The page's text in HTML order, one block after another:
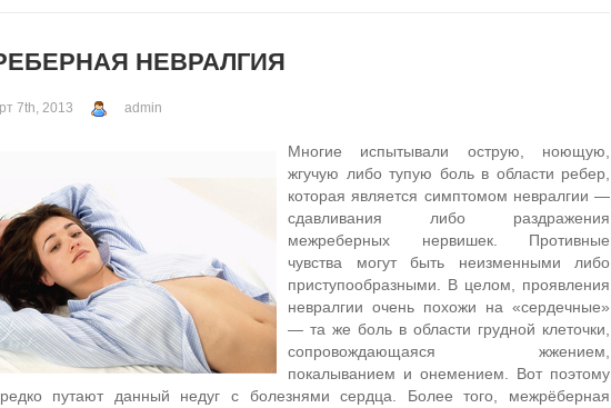
НЕВРАЛГИЯ
7th, 2013 admin
Многие испытывали острую, ноющую,
жгучую либо тупую боль в области ребер,
которая является симптомом невралгии —
сдавливания либо раздражения
межреберных нервишек. Противные
чувства могут быть неизменными либо
приступообразными. В целом, проявления
невралгии очень похожи на «сердечные»
— та же боль в области грудной клеточки,
сопровождающаяся жжением,
покалыванием и онемением. Вот поэтому
путают данный недуг с болезнями сердца. Более того, межрёберная